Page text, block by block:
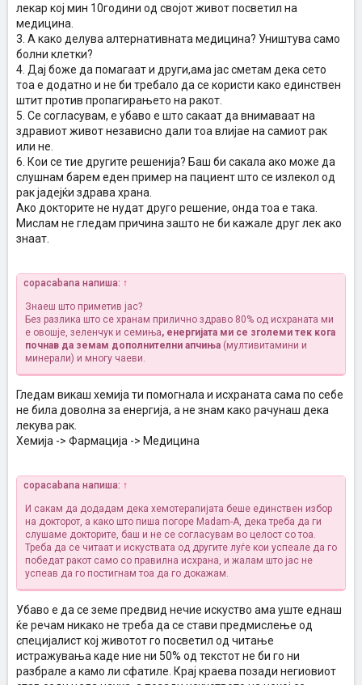
и како живеат.
6. Докторите освен хемотерапија и операција не нудат друго
решение, а има.
лекар кој мин 10години од својот живот посветил на
медицина.
3. А како делува алтернативната медицина? Уништува само
болни клетки?
4. Дај боже да помагаат и други,ама јас сметам дека сето
тоа е додатно и не би требало да се користи како единствен
штит против пропагирањето на ракот.
5. Се согласувам, е убаво е што сакаат да внимаваат на
здравиот живот независно дали тоа влијае на самиот рак
или не.
6. Кои се тие другите решенија? Баш би сакала ако може да
слушнам барем еден пример на пациент што се излекол од
рак јадејќи здрава храна.
Ако докторите не нудат друго решение, онда тоа е така.
Мислам не гледам причина зашто не би кажале друг лек ако
знаат.
copacabana напиша: ↑
Знаеш што приметив јас?
Без разлика што се хранам прилично здраво 80% од исхраната ми
е овошје, зеленчук и семиња, енергијата ми се зголеми тек кога
почнав да земам дополнителни апчиња (мултивитамини и
минерали) и многу чаеви.
Гледам викаш хемија ти помогнала и исхраната сама по себе
не била доволна за енергија, а не знам како рачунаш дека
лекува рак.
Хемија -> Фармација -> Медицина
copacabana напиша: ↑
И сакам да додадам дека хемотерапијата беше единствен избор
на докторот, а како што пиша погоре Madam-A, дека треба да ги
слушаме докторите, баш и не се согласувам во целост со тоа.
Треба да се читаат и искуствата од другите луѓе кои успеале да го
победат ракот само со правилна исхрана, и жалам што јас не
успеав да го постигнам тоа да го докажам.
Убаво е да се земе предвид нечие искуство ама уште еднаш
ќе речам никако не треба да се стави предмислење од
специјалист кој животот го посветил од читање
истражувања каде ние ни 50% oд текстот не би го ни
разбрале а камо ли сфатиле. Крај краева позади негиовиот